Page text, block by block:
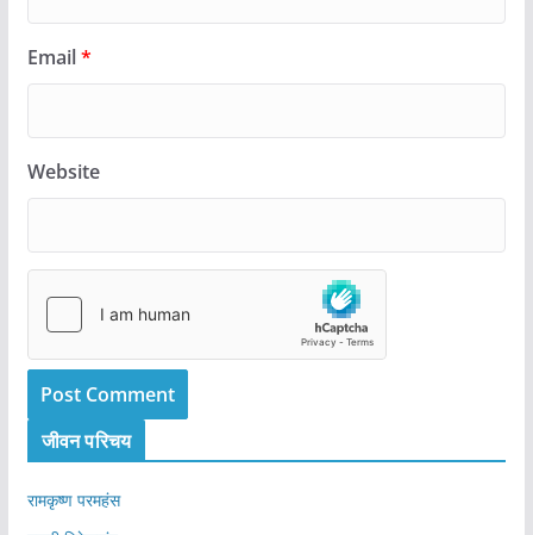
Email*
Website
जीवन परिचय
रामकृष्ण परमहंस